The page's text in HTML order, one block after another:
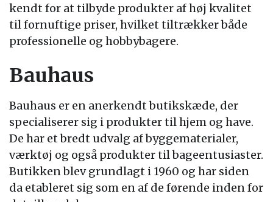
kendt for at tilbyde produkter af høj kvalitet
til fornuftige priser, hvilket tiltrækker både
professionelle og hobbybagere.
Bauhaus
Bauhaus er en anerkendt butikskæde, der
specialiserer sig i produkter til hjem og have.
De har et bredt udvalg af byggematerialer,
værktøj og også produkter til bageentusiaster.
Butikken blev grundlagt i 1960 og har siden
da etableret sig som en af de førende inden for